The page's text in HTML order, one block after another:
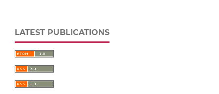
LATEST PUBLICATIONS